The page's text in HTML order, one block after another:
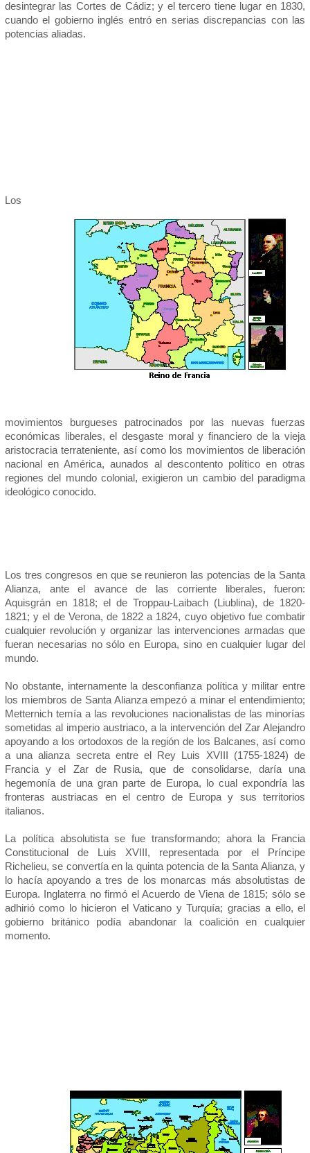
desintegrar las Cortes de Cádiz; y el tercero tiene lugar en 1830,
cuando el gobierno inglés entró en serias discrepancias con las
potencias aliadas.
Los
movimientos burgueses patrocinados por las nuevas fuerzas
económicas liberales, el desgaste moral y financiero de la vieja
aristocracia terrateniente, así como los movimientos de liberación
nacional en América, aunados al descontento político en otras
regiones del mundo colonial, exigieron un cambio del paradigma
ideológico conocido.
Los tres congresos en que se reunieron las potencias de la Santa
Alianza, ante el avance de las corriente liberales, fueron:
Aquisgrán en 1818; el de Troppau-Laibach (Liublina), de 1820-
1821; y el de Verona, de 1822 a 1824, cuyo objetivo fue combatir
cualquier revolución y organizar las intervenciones armadas que
fueran necesarias no sólo en Europa, sino en cualquier lugar del
mundo.
No obstante, internamente la desconfianza política y militar entre
los miembros de Santa Alianza empezó a minar el entendimiento;
Metternich temía a las revoluciones nacionalistas de las minorías
sometidas al imperio austriaco, a la intervención del Zar Alejandro
apoyando a los ortodoxos de la región de los Balcanes, así como
a una alianza secreta entre el Rey Luis XVIII (1755-1824) de
Francia y el Zar de Rusia, que de consolidarse, daría una
hegemonía de una gran parte de Europa, lo cual expondría las
fronteras austriacas en el centro de Europa y sus territorios
italianos.
La política absolutista se fue transformando; ahora la Francia
Constitucional de Luis XVIII, representada por el Príncipe
Richelieu, se convertía en la quinta potencia de la Santa Alianza, y
lo hacía apoyando a tres de los monarcas más absolutistas de
Europa. Inglaterra no firmó el Acuerdo de Viena de 1815; sólo se
adhirió como lo hicieron el Vaticano y Turquía; gracias a ello, el
gobierno británico podía abandonar la coalición en cualquier
momento.